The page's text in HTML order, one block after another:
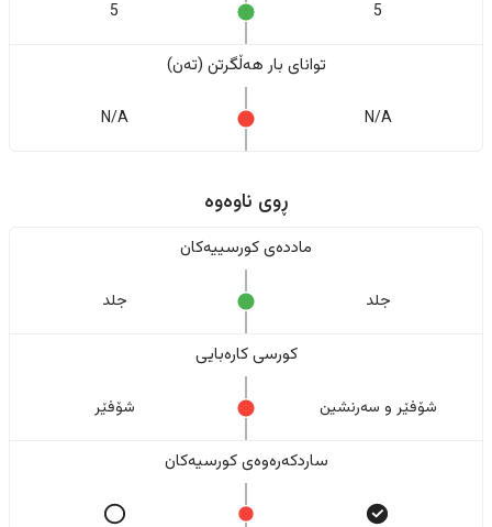
5
5
تواناى بار هەڵگرتن (تەن)
N/A
N/A
ڕوی ناوەوە
ماددەی کورسییەکان
جلد جلد
کورسی کارەبایی
شۆفێر و سەرنشین شۆفێر
ساردکەرەوەی کورسیەکان